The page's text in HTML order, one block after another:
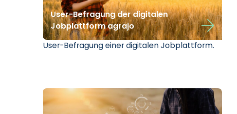
User-Befragung der digitalen
Jobplattform agrajo
User-Befragung einer digitalen Jobplattform.